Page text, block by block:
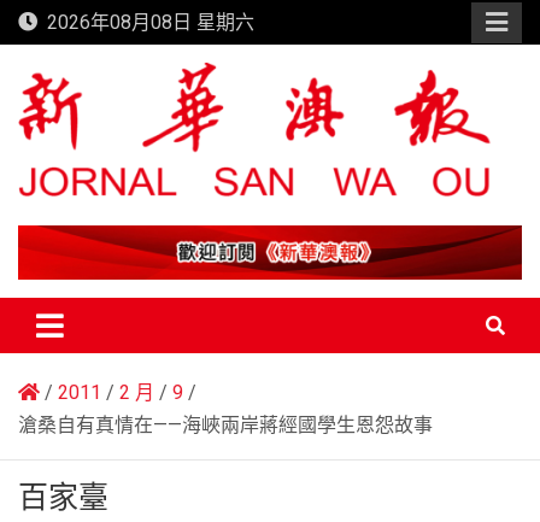
Skip
to
content
2026年08月08日 星期六
新華澳報
2011 2 月
9
滄桑自有真情在——海峽兩岸蔣經國學生恩怨故事
百家臺